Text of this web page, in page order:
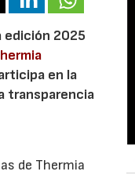
edición 2025
en la
transparencia
de Thermia